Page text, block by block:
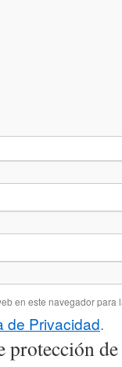
en este navegador para
de Privacidad.
de